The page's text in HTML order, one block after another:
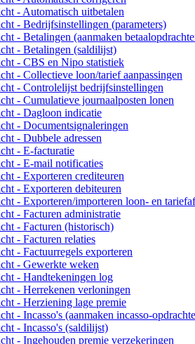
- Automatisch uitbetalen
- Bedrijfsinstellingen (parameters)
- Betalingen (aanmaken
- Betalingen (saldilijst)
- CBS en Nipo statistiek
- Collectieve loon/tarief aanpassingen
- Controlelijst bedrijfsinstellingen
- Cumulatieve journaalposten lonen
- Dagloon indicatie
- Documentsignaleringen
- Dubbele adressen
- E-facturatie
- E-mail notificaties
- Exporteren crediteuren
- Exporteren debiteuren
- Exporteren/importeren loon- en
- Facturen administratie
- Facturen (historisch)
- Facturen relaties
- Factuurregels exporteren
- Gewerkte weken
- Handtekeningen log
- Herrekenen verloningen
- Herziening lage premie
- Incasso's (aanmaken incasso-
- Incasso's (saldilijst)
- Ingehouden premie verzekeringen